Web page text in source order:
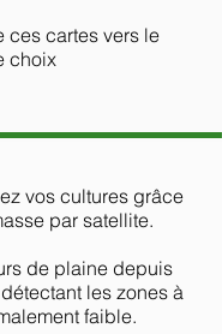
ces cartes vers le
choix
cultures grâce
par satellite.
de plaine depuis
les zones à
faible.